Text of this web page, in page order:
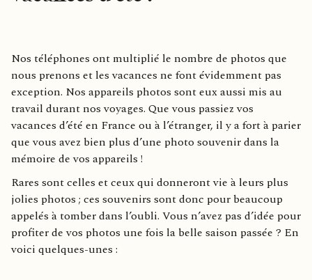
Nos téléphones ont multiplié le nombre de photos que
nous prenons et les vacances ne font évidemment pas
exception. Nos appareils photos sont eux aussi mis au
travail durant nos voyages. Que vous passiez vos
vacances d’été en France ou à l’étranger, il y a fort à parier
que vous avez bien plus d’une photo souvenir dans la
mémoire de vos appareils !
Rares sont celles et ceux qui donneront vie à leurs plus
jolies photos ; ces souvenirs sont donc pour beaucoup
appelés à tomber dans l’oubli. Vous n’avez pas d’idée pour
profiter de vos photos une fois la belle saison passée ? En
voici quelques-unes :